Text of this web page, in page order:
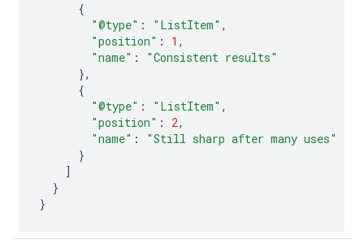
{
"@type" : "ListItem" ,
"position" : 1 ,
"name" :
"Consistent results"
},
{
"@type" : "ListItem" ,
"position" : 2,
"name" :
"Still sharp after many uses"
}
]
}
}